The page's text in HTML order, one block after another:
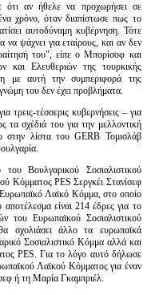
ότι αν ήθελε να προχωρήσει σε
χρόνο, όταν διαπίστωσε πως το
αυτοδύναμη κυβέρνηση. Τότε
ψάχνει για εταίρους, και αν δεν
του", είπε ο Μπορίσοφ και
και Ελευθεριών της τουρκικής
με αυτή την συμπεριφορά της
του δεν έχει προβλήματα.
τρεις-τέσσερις κυβερνήσεις – για
σχέδιά του για την μελλοντική
στην λίστα του GERB Τομισλάβ
Βουλγαρικού Σοσιαλιστικού
Κόμματος PES Σεργκέι Στανίσεφ
Ευρωπαϊκό Λαϊκό Κόμμα, στο οποίο
είναι 214 έδρες για το
του Ευρωπαϊκού Σοσιαλιστικού
άλλο τα ευρωπαϊκά
Σοσιαλιστικό Κόμμα αλλά και
PES. Για το λόγο αυτό δήλωσε
Λαϊκού Κόμματος για έναν
ή τη Μαρία Γκαμπριέλ.